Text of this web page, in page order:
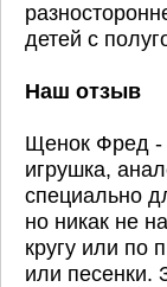
детей с
Наш отзыв
Щенок Фред -
игрушка,
специально
но никак не
кругу или по
или песенки.